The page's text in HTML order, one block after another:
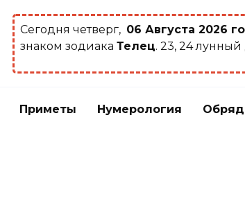
Сегодня четверг, 06 Августа 2026
знаком зодиакаТелец. 23, 24 лунный
Приметы Нумерология